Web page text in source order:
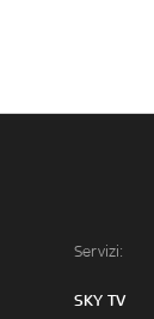
Servizi:
SKY TV